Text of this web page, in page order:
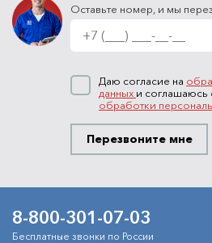
Оставьте номер, и мы
Даю согласие на
данных и соглашаюсь
обработки
Перезвоните мне
8-800-301-07-03
Бесплатные звонки по России